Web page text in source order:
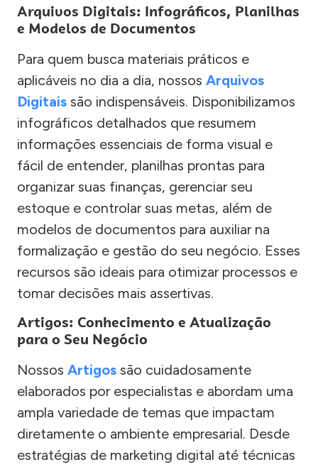
Arquivos Digitais: Infográficos, Planilhas
e Modelos de Documentos
Para quem busca materiais práticos e
aplicáveis no dia a dia, nossos Arquivos
Digitais são indispensáveis. Disponibilizamos
infográficos detalhados que resumem
informações essenciais de forma visual e
fácil de entender, planilhas prontas para
organizar suas finanças, gerenciar seu
estoque e controlar suas metas, além de
modelos de documentos para auxiliar na
formalização e gestão do seu negócio. Esses
recursos são ideais para otimizar processos e
tomar decisões mais assertivas.
Artigos: Conhecimento e Atualização
para o Seu Negócio
Nossos Artigos são cuidadosamente
elaborados por especialistas e abordam uma
ampla variedade de temas que impactam
diretamente o ambiente empresarial. Desde
estratégias de marketing digital até técnicas